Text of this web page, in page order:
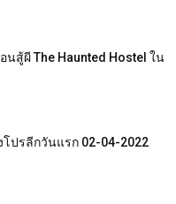
สู้ผี The Haunted Hostel ใน
โปรลีกวันแรก 02-04-2022